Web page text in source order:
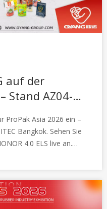
auf der
Stand AZ04-1
ProPak Asia 2026 ein –
Bangkok. Sehen Sie
4.0 ELS live an.